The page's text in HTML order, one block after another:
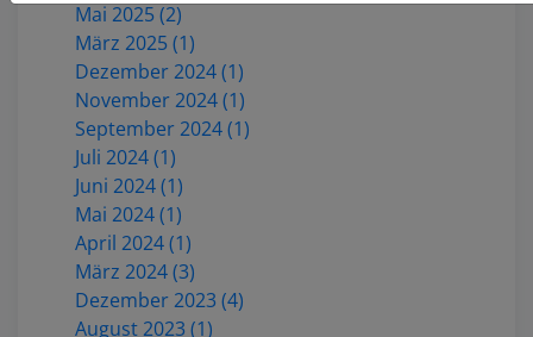
Mai 2025 (2)
März 2025 (1)
Dezember 2024 (1)
November 2024 (1)
September 2024 (1)
Juli 2024 (1)
Juni 2024 (1)
Mai 2024 (1)
April 2024 (1)
März 2024 (3)
Dezember 2023 (4)
August 2023 (1)